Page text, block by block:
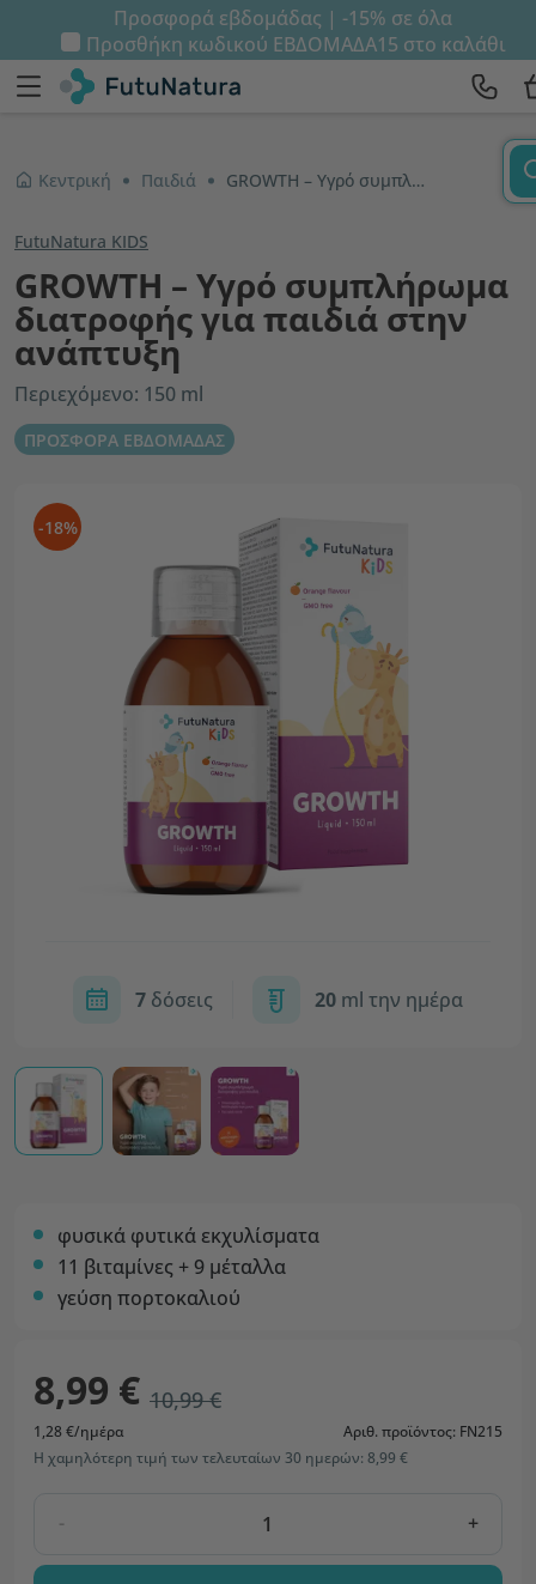
Προσφορά εβδομάδας | -15% σε όλα
Προσθήκη κωδικού ΕΒΔΟΜΑΔΑ15 στο καλάθι
Κεντρική Παιδιά GROWTH – Υγρό συμπλήρωμα διατροφής για παιδιά στην ανάπτυξη
FutuNatura KIDS
GROWTH – Υγρό συμπλήρωμα
διατροφής για παιδιά στην
ανάπτυξη
Περιεχόμενο: 150 ml
ΠΡΟΣΦΟΡΑ ΕΒΔΟΜΑΔΑΣ
-18%
7 δόσεις 20 ml την ημέρα
φυσικά φυτικά εκχυλίσματα
11 βιταμίνες + 9 μέταλλα
γεύση πορτοκαλιού
8,99 € 10,99 €
1,28 €/ημέρα
Αριθ. προϊόντος: FN215
Η χαμηλότερη τιμή των τελευταίων 30 ημερών: 8,99 €
- +